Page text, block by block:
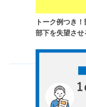
トーク例つき
部下を失望させ